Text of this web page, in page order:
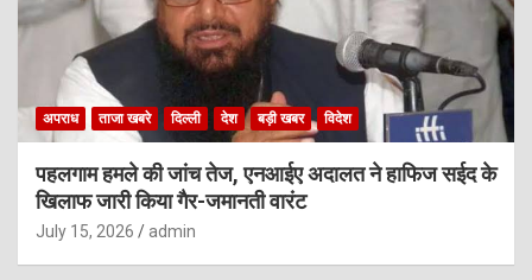
अपराध ताजा खबरे दिल्ली देश बड़ी खबर विदेश
पहलगाम हमले की जांच तेज, एनआईए अदालत ने हाफिज सईद के
खिलाफ जारी किया गैर-जमानती वारंट
July 15, 2026 admin